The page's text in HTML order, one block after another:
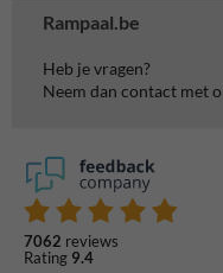
Rampaal.be
Heb je vragen?
Neem dan contact met
7062 reviews
Rating 9.4